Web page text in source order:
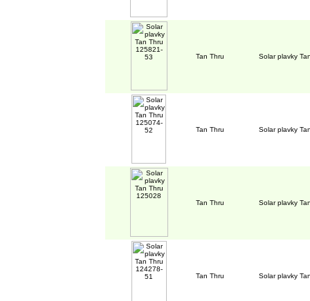
Tan Thru Solar plavky
Tan Thru Solar plavky
Tan Thru Solar plavky
Tan Thru Solar plavky